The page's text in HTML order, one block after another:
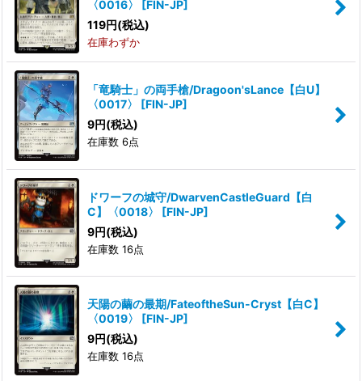
〈0016〉
[FIN-JP]
119円(税込)
在庫わずか
「竜騎士」の両手槍/Dragoon'sLance【白U】
〈0017〉
[FIN-JP]
9円(税込)
在庫数 6点
ドワーフの城守/DwarvenCastleGuard【白
C】〈0018〉
[FIN-JP]
9円(税込)
在庫数 16点
天陽の繭の最期/FateoftheSun-Cryst【白C】
〈0019〉
[FIN-JP]
9円(税込)
在庫数 16点